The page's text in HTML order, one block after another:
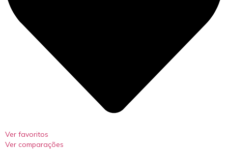
Ver favoritos
Ver comparações